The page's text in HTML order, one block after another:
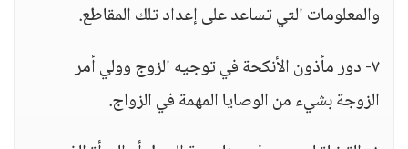
والمعلومات التي تساعد على إعداد تلك المقاطع.
٧- دور مأذون الأنكحة في توجيه الزوج وولي أمر
الزوجة بشيء من الوصايا المهمة في الزواج.